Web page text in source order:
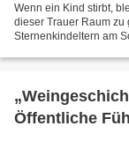
Wenn ein Kind stirbt,
dieser Trauer Raum
Sternenkindeltern am
Öffentliche